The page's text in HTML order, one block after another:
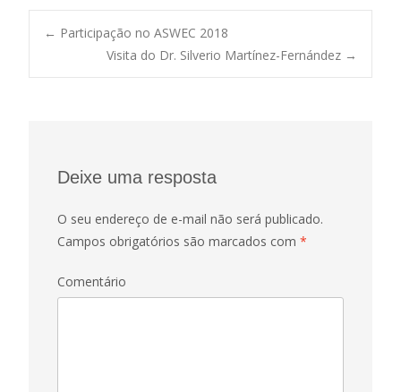
Post navigation
← Participação no ASWEC 2018
Visita do Dr. Silverio Martínez-Fernández →
Deixe uma resposta
O seu endereço de e-mail não será publicado.
Campos obrigatórios são marcados com *
Comentário